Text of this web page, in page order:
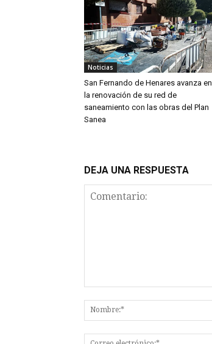
Noticias
San Fernando de Henares avanza en
la renovación de su red de
saneamiento con las obras del Plan
Sanea
DEJA UNA RESPUESTA